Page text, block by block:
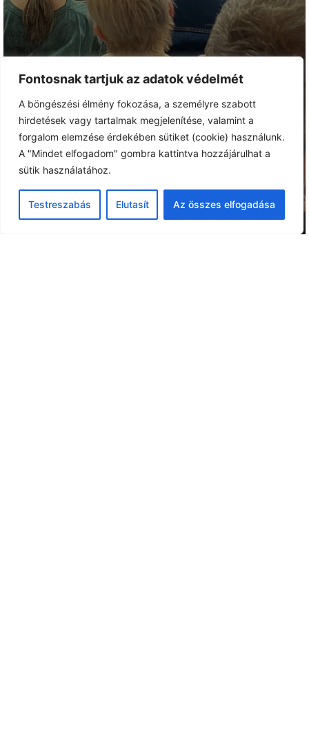
Fontosnak tartjuk az adatok védelmét
A böngészési élmény fokozása, a személyre szabott
hirdetések vagy tartalmak megjelenítése, valamint a
forgalom elemzése érdekében sütiket (cookie) használunk.
A "Mindet elfogadom" gombra kattintva hozzájárulhat a
sütik használatához.
Testreszabás Elutasít Az összes elfogadása